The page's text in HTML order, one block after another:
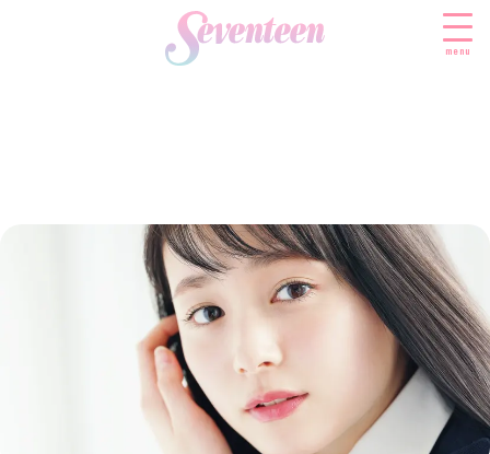
menu
FASHION
ファッションニュース
ビューティニュース
トレンドメイク
ベストコスメ
ヘアアレンジ・ヘアケア
スクールニュース
学校ヘアメイク
ENTERTAINMENT
エンタメニュース
LIFESTYLE
ライフスタイルニュース